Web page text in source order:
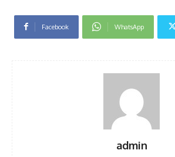
Facebook WhatsApp
admin